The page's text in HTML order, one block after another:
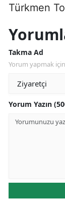
Türkmen
Takma Ad
Yorum yapmak
Yorum Yazın